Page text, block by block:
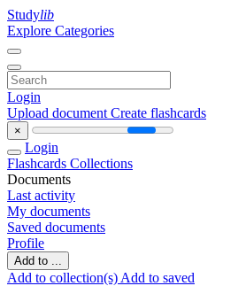
Studylib
Explore Categories
Login
Upload document Create flashcards
×
Login
Flashcards Collections
Documents
Last activity
My documents
Saved documents
Profile
Add to ...
Add to collection(s) Add to saved